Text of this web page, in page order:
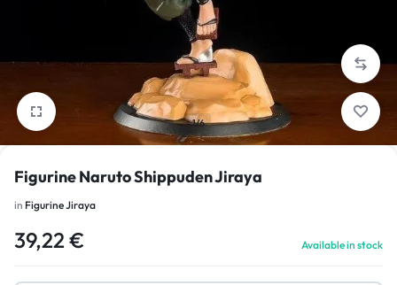
1/6
Figurine Naruto Shippuden Jiraya
in Figurine Jiraya
39,22 € Available in stock